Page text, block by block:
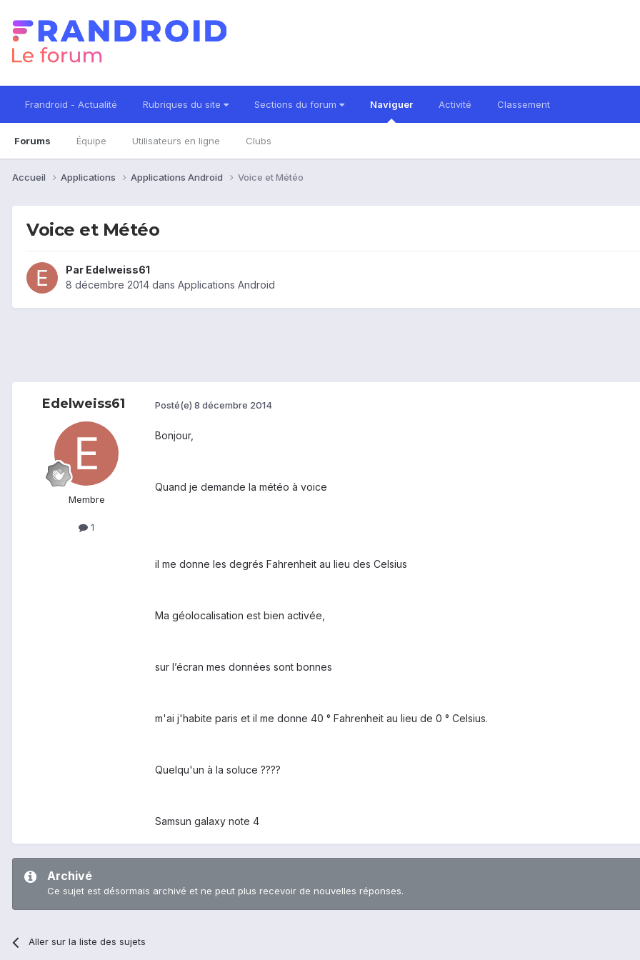
Frandroid - Actualité Rubriques du site Sections du forum Naviguer
Forums Équipe Utilisateurs en ligne Clubs
Activité Classement
Accueil Applications Applications Android Voice et Météo
Voice et Météo
Par Edelweiss61
8 décembre 2014 dans Applications Android
Edelweiss61
Membre
1
Posté(e) 8 décembre 2014
Bonjour,
Quand je demande la météo à voice
il me donne les degrés Fahrenheit au lieu des Celsius
Ma géolocalisation est bien activée,
sur l’écran mes données sont bonnes
m'ai j'habite paris et il me donne 40 ° Fahrenheit au lieu de 0 ° Celsius.
Quelqu'un à la soluce ????
Samsun galaxy note 4
Archivé
Ce sujet est désormais archivé et ne peut plus recevoir de nouvelles réponses.
Aller sur la liste des sujets